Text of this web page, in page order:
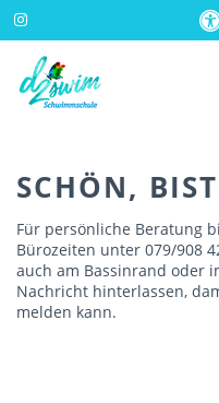
SCHÖN,
Für persönliche Beratung
Bürozeiten unter 079/908
auch am Bassinrand oder
Nachricht hinterlassen,
melden kann.